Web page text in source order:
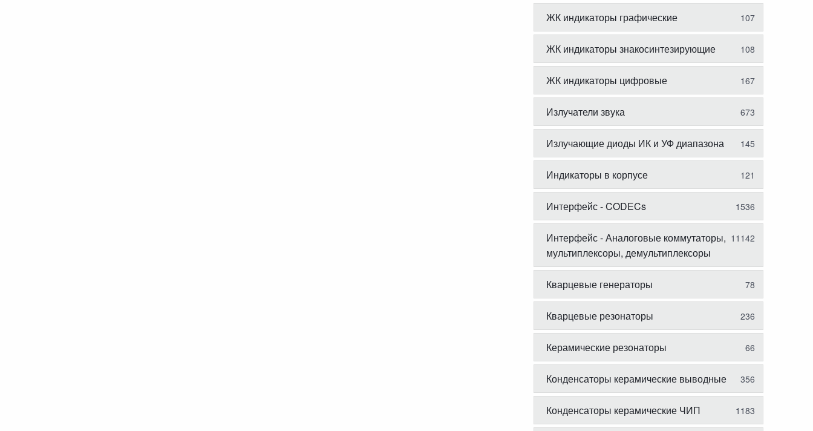
ЖК индикаторы графические 107
ЖК индикаторы знакосинтезирующие 108
ЖК индикаторы цифровые 167
Излучатели звука 673
Излучающие диоды ИК и УФ диапазона 145
Индикаторы в корпусе 121
Интерфейс - CODECs 1536
Интерфейс - Аналоговые коммутаторы,
мультиплексоры, демультиплексоры
11142
Кварцевые генераторы 78
Кварцевые резонаторы 236
Керамические резонаторы 66
Конденсаторы керамические выводные 356
Конденсаторы керамические ЧИП 1183